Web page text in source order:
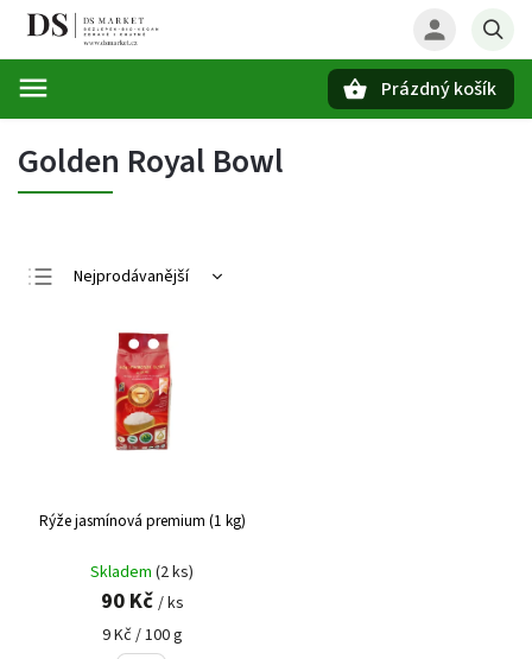
Prázdný košík
Golden Royal Bowl
Nejprodávanější
Nejdražší
Abecedně
Rýže jasmínová premium (1 kg)
Skladem (2 ks)
90 Kč / ks
9 Kč / 100 g